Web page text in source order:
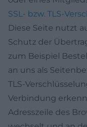
SSL- bzw. TLS-
Diese Seite nutzt
Schutz der
zum Beispiel
an uns als
TLS-
Verbindung
Adresszeile des